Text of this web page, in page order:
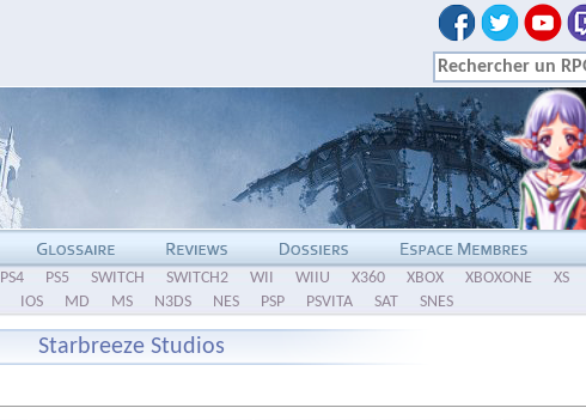
PS4 PS5 SWITCH SWITCH2 WII WIIU X360 XBOX XBOXONE
XS
IOS MD MS N3DS NES PSP PSVITA SAT SNES
Starbreeze Studios